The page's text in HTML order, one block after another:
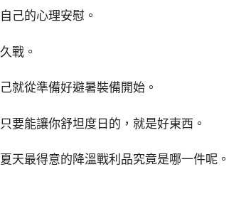
己的心理安慰。
戰。
就從準備好避暑裝備開始。
要能讓你舒坦度日的，就是好東西。
天最得意的降溫戰利品究竟是哪一件呢。